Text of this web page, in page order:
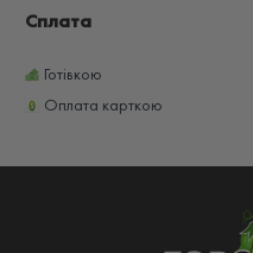
Сплата
Готівкою
Оплата карткою